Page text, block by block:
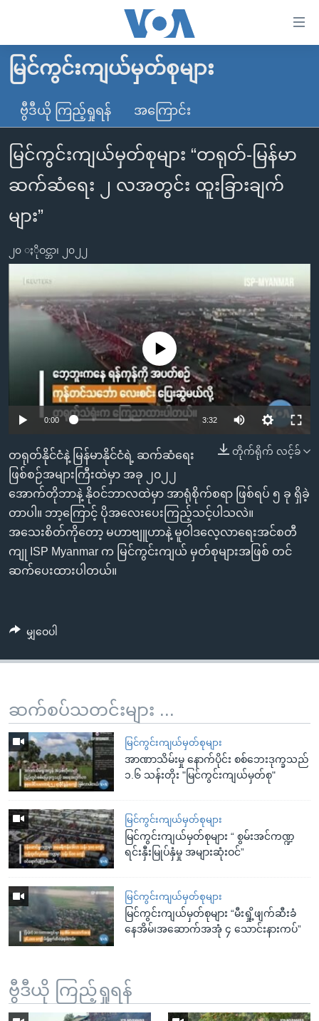
လွယ်ကူ
စေ
သည့်
Link
များ
ပင်မ
အကြောင်းအရာ
ကျော်
ကြည့်
ပင်မ
ကြည့်
ရှာဖွေ
ရန်
နေရာ
သို့
ကျော်
ရန်
မူလစာမျက်နှာ
မြန်မာ
ကမ္ဘာ့သတင်းများ
နိုင်ငံတကာ
အမေရိကန်
အစ္စရေး-ပါလက်စတိုင်း
ဗွီဒီယို
သတင်းလွတ်လပ်ခွင့်
ရပ်ဝန်းတခု လမ်းတခု အလွန်
အင်္ဂလိပ်စာလေ့လာမယ်
အမေရိကန်သုံးအီဒီယံ
မကြေးမုံရဲ့ အင်္ဂလိပ်စာ
ရုပ်ရှင်ထဲက အင်္ဂလိပ်စာ
သုတပဒေသာ အင်္ဂလိပ်စာ
အပတ်စဉ်ကဏ္ဍများ
ရေဒီယို
တီဗွီ
ရေဒီယိုနှင့်ရုပ်သံ အချက်အလက်များ
ရေဒီယို/တီဗွီအစီအစဉ်
Learning English
ဗွီအိုအေ လူမှုကွန်ယက်များ
ဘာသာစကားများ
မြင်ကွင်းကျယ်မှတ်စုများ
ဗွီဒီယို ကြည့်ရှုရန် အကြောင်း
မြင်ကွင်းကျယ်မှတ်စုများ “တရုတ်-မြန်မာ
ဆက်ဆံရေး ၂ လအတွင်း ထူးခြားချက်
များ”
၂၀ ႏိုဝင္ဘာ၊ ၂၀၂၂
No media source currently available
0:00 3:32
တိုက်ရိုက် လင့်ခ်
တရုတ်နိုင်ငံနဲ့ မြန်မာနိုင်ငံရဲ့ ဆက်ဆံရေး
ဖြစ်စဉ်အများကြီးထဲမှာ အခု ၂၀၂၂
အောက်တိုဘာနဲ့ နိုဝင်ဘာလထဲမှာ အာရုံစိုက်စရာ ဖြစ်ရပ် ၅ ခု ရှိခဲ့
တာပါ။ ဘာ့ကြောင့် ပိုအလေးပေးကြည့်သင့်ပါသလဲ။
အသေးစိတ်ကိုတော့ မဟာဗျူဟာနဲ့ မူဝါဒလေ့လာရေးအင်စတီ
ကျု ISP Myanmar က မြင်ကွင်းကျယ် မှတ်စုများအဖြစ် တင်
ဆက်ပေးထားပါတယ်။
မျှဝေပါ
ဆက်စပ်သတင်းများ ...
မြင်ကွင်းကျယ်မှတ်စုများ
အာဏာသိမ်းမှု နောက်ပိုင်း စစ်ဘေးဒုက္ခသည်
၁.၆ သန်းတိုး "မြင်ကွင်းကျယ်မှတ်စု"
မြင်ကွင်းကျယ်မှတ်စုများ
မြင်ကွင်းကျယ်မှတ်စုများ “ စွမ်းအင်ကဏ္ဍ
ရင်းနှီးမြုပ်နှံမှု အများဆုံးဝင်”
မြင်ကွင်းကျယ်မှတ်စုများ
မြင်ကွင်းကျယ်မှတ်စုများ “မီးရှို့ဖျက်ဆီးခံ
နေအိမ်၊အဆောက်အအုံ ၄ သောင်းနားကပ်”
ဗွီဒီယို ကြည့်ရှုရန်